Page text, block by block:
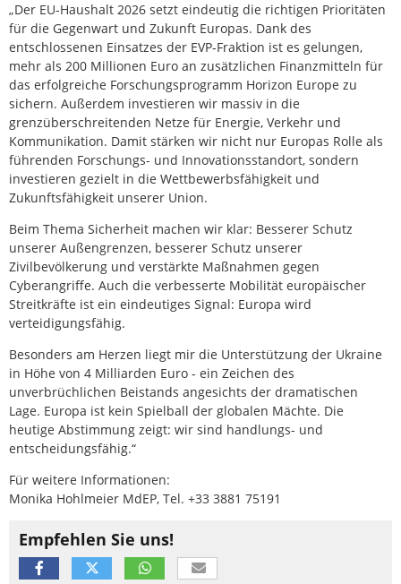
„Der EU-Haushalt 2026 setzt eindeutig die richtigen Prioritäten
für die Gegenwart und Zukunft Europas. Dank des
entschlossenen Einsatzes der EVP-Fraktion ist es gelungen,
mehr als 200 Millionen Euro an zusätzlichen Finanzmitteln für
das erfolgreiche Forschungsprogramm Horizon Europe zu
sichern. Außerdem investieren wir massiv in die
grenzüberschreitenden Netze für Energie, Verkehr und
Kommunikation. Damit stärken wir nicht nur Europas Rolle als
führenden Forschungs- und Innovationsstandort, sondern
investieren gezielt in die Wettbewerbsfähigkeit und
Zukunftsfähigkeit unserer Union.
Beim Thema Sicherheit machen wir klar: Besserer Schutz
unserer Außengrenzen, besserer Schutz unserer
Zivilbevölkerung und verstärkte Maßnahmen gegen
Cyberangriffe. Auch die verbesserte Mobilität europäischer
Streitkräfte ist ein eindeutiges Signal: Europa wird
verteidigungsfähig.
Besonders am Herzen liegt mir die Unterstützung der Ukraine
in Höhe von 4 Milliarden Euro - ein Zeichen des
unverbrüchlichen Beistands angesichts der dramatischen
Lage. Europa ist kein Spielball der globalen Mächte. Die
heutige Abstimmung zeigt: wir sind handlungs- und
entscheidungsfähig.“
Für weitere Informationen:
Monika Hohlmeier MdEP, Tel. +33 3881 75191
Empfehlen Sie uns!